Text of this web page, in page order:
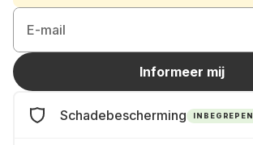
E-mail
Informeer mij
Schadebescherming INBEGREPEN